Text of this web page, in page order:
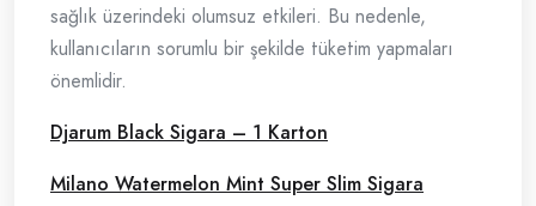
sağlık üzerindeki olumsuz etkileri. Bu nedenle,
kullanıcıların sorumlu bir şekilde tüketim yapmaları
önemlidir.
Djarum Black Sigara – 1 Karton
Milano Watermelon Mint Super Slim Sigara